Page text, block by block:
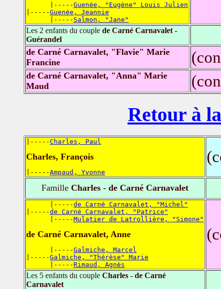
      |-----
Guenée, "Eugène" Louis Julien
|-----Guenée, Jeannie
      |-----
Salmon, "Jane"
Les 2 enfants du couple de Carné Carnavalet -
Guérandel
de Carné Carnavalet, "Flavie" Marie
Francine
de Carné Carnavalet, "Anna" Marie
Maud
Retour à
|-----Charles, Paul
Charles, François
|-----Ampaud, Yvonne
Famille Charles - de Carné Carnavalet
      |-----
de Carné Carnavalet, "Michel"
|-----de Carné Carnavalet, "Patrice"
      |-----
Mulatier de Latrollière, "Simone"
de Carné Carnavalet, Anne
      |-----
Galmiche, Marcel
|-----Galmiche, "Thérèse" Marie
      |-----
Rimaud, Agnès
Les 5 enfants du couple Charles - de Carné
Carnavalet